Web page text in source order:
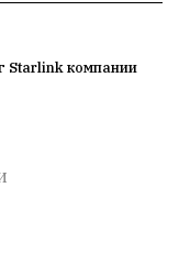
Starlink компании